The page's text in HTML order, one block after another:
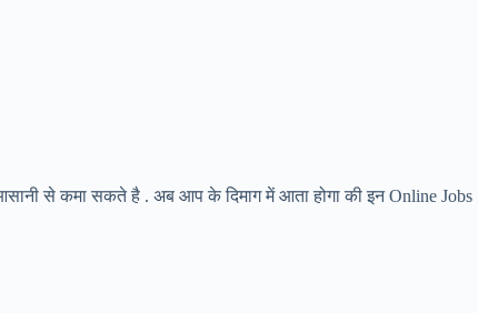
से कमा सकते है . अब आप के दिमाग में आता होगा की इन Online Jobs